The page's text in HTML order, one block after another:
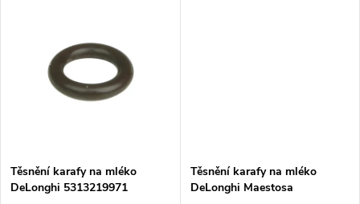
Těsnění karafy na mléko
DeLonghi 5313219971
Těsnění karafy na mléko
DeLonghi Maestosa